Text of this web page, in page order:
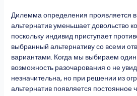
Дилемма определения проявляется
альтернатив уменьшает довольство
поскольку индивид приступает
выбранный альтернативу со всеми
вариантами. Когда мы выбираем один
возможность разочарования о не
незначительна, но при решении из
альтернатив появляется постоянное